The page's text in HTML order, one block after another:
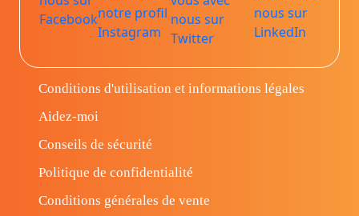
Conditions d'utilisation et informations légales
Aidez-moi
Conseils de sécurité
Politique de confidentialité
Conditions générales de vente